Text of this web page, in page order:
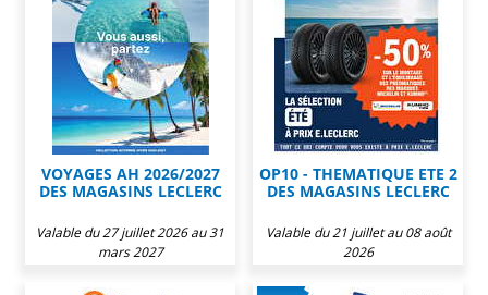
VOYAGES AH 2026/2027
DES MAGASINS LECLERC
Valable du 27 juillet 2026 au 31
mars 2027
OP10 - THEMATIQUE ETE 2
DES MAGASINS LECLERC
Valable du 21 juillet au 08 août
2026